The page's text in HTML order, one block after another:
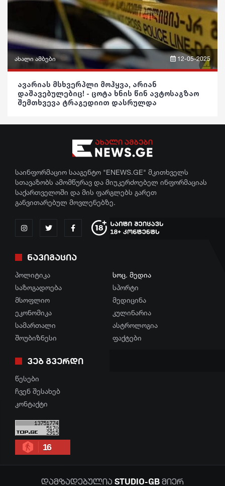
რჩევები
ინტერვიუ
შოუბიზნესი
მედიცინა
კულტურა
გართობა
სოც. მედია
სამართალი
რჩევები
მედიცინა
კულინარია
ასტროლოგია
ფაქტები
ახალი ამბები
ვიდეო
ჯანდაცვა
კულტურა
სოც. მედია
სპორტი
მსოფლიო
ეკონომიკა
სამართალი
რჩევები
ინტერვიუ
შოუბიზნესი
მედიცინა
კულინარია
12-05-2025
ავარიას მსხვერპლი მოჰყვა, არიან
დაშავებულებიც! - ცოტა ხნის წინ ავტოსაგზაო
შემთხვევა ტრაგედიით დასრულდა
საინფორმაციო სააგენტო "ENEWS.GE" მკითხველს
სთავაზობს ამომწურავ და მიუკერძოებელ ინფორმაციას
საქართველოში და მის ფარგლებს გარეთ
განვითარებულ მოვლენებზე.
ნავიგაცია
პოლიტიკა
საზოგადოება
მსოფლიო
ეკონომიკა
სამართალი
შოუბიზნესი
სოც. მედია
სპორტი
მედიცინა
კულინარია
ასტროლოგია
ფაქტები
ვებ გვერდი
წესები
ჩვენ შესახებ
კონტაქტი
16
დამზადებულია STUDIO-GB მიერ